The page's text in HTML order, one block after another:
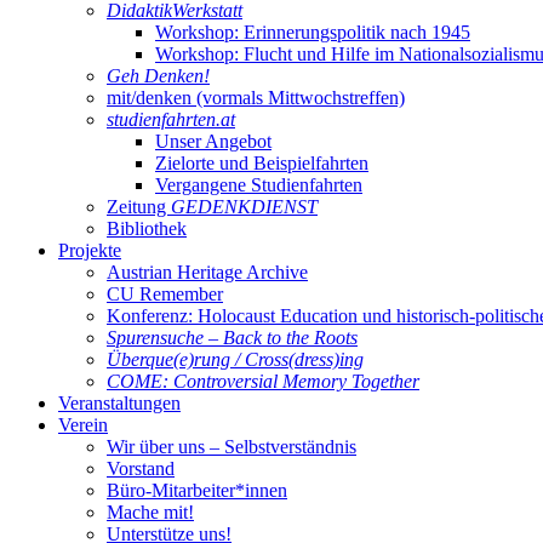
DidaktikWerkstatt
Workshop: Erinnerungspolitik nach 1945
Workshop: Flucht und Hilfe im
Geh Denken!
mit/denken (vormals Mittwochstreffen)
studienfahrten.at
Unser Angebot
Zielorte und Beispielfahrten
Vergangene Studienfahrten
Zeitung GEDENKDIENST
Bibliothek
Projekte
Austrian Heritage Archive
CU Remember
Konferenz: Holocaust Education und historisch-
Spurensuche – Back to the Roots
Überque(e)rung / Cross(dress)ing
COME: Controversial Memory Together
Veranstaltungen
Verein
Wir über uns – Selbstverständnis
Vorstand
Büro-Mitarbeiter*innen
Mache mit!
Unterstütze uns!